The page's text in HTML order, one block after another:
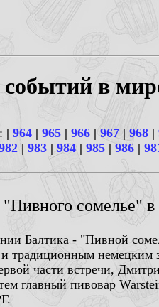
в
| 964 | 965 | 966 | 967 | 968 |
| 983 |984| 985 | 986 |
сомелье"
Балтика - "Пивной
традиционным немецким
части встречи,
главный пивовар